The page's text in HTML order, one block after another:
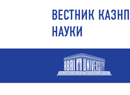
ВЕСТНИК
НАУКИ